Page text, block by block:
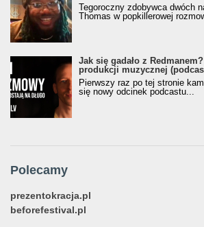
Tegoroczny zdobywca dwóch
Thomas w popkillerowej
Jak się gadało z
produkcji muzycznej
Pierwszy raz po tej stronie
się nowy odcinek podcastu...
Polecamy
prezentokracja.pl
beforefestival.pl